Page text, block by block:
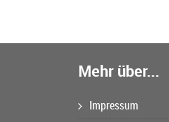
Mehr über...
Impressum